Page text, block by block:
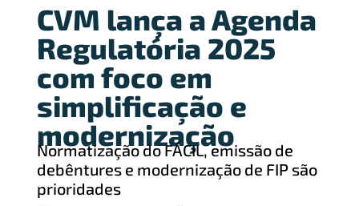
CVM lança a Agenda
Regulatória 2025
com foco em
simplificação e
modernização
Normatização do FÁCIL, emissão de
debêntures e modernização de FIP são
prioridades